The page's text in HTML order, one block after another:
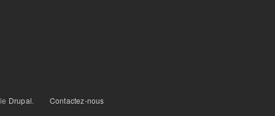
Drupal. Contactez-nous